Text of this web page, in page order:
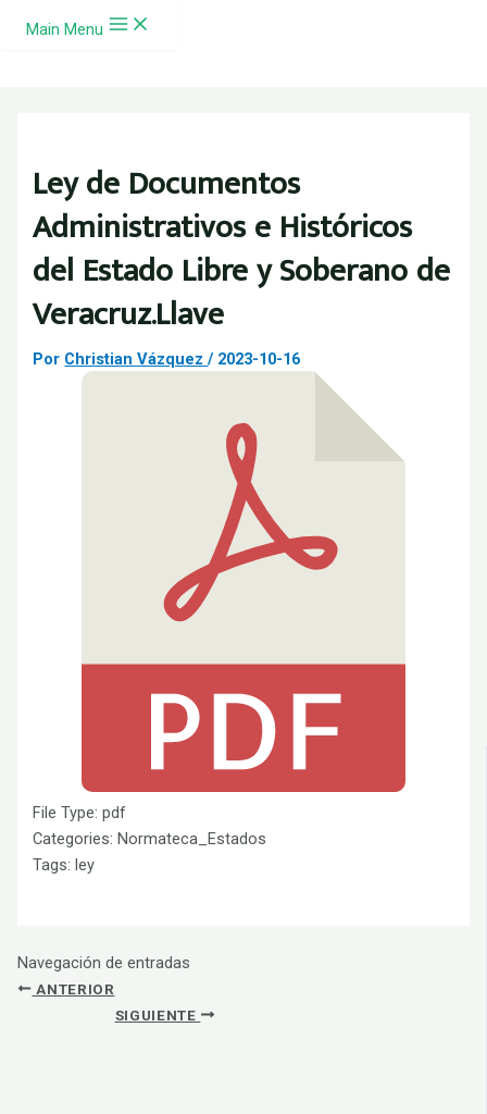
Ir al contenido
Main Menu
Ley de Documentos
Administrativos e Históricos
del Estado Libre y Soberano de
Veracruz.Llave
Por Christian Vázquez/ 2023-10-16
File Type:pdf
Categories:Normateca_Estados
Tags:ley
Navegación de entradas
ANTERIOR
SIGUIENTE